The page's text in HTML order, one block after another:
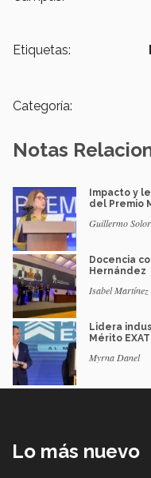
Etiquetas:
Categoría:
Notas
Impacto y
del Premio
Guillermo
Docencia
Hernández
Isabel Martínez
Lidera
Mérito
Myrna Danel
Lo más nuevo